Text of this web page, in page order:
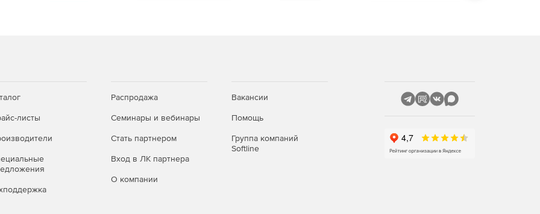
единого входа в Office.
пользователям (управление докладами и
листы
Распродажа
Семинары и вебинары
Стать партнером
Вход в ЛК партнера
О компании
Вакансии
Помощь
Группа компаний
Softline